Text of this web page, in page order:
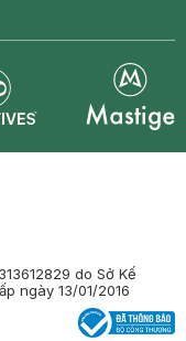
do Sở Kế
ngày 13/01/2016